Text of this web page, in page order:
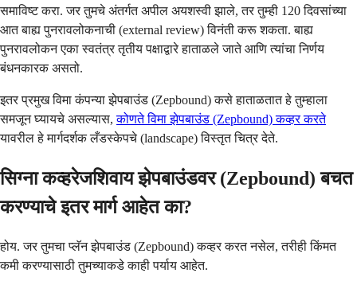
समाविष्ट करा. जर तुमचे अंतर्गत अपील अयशस्वी झाले, तर तुम्ही 120 दिवसांच्या
आत बाह्य पुनरावलोकनाची (external review) विनंती करू शकता. बाह्य
पुनरावलोकन एका स्वतंत्र तृतीय पक्षाद्वारे हाताळले जाते आणि त्यांचा निर्णय
बंधनकारक असतो.
इतर प्रमुख विमा कंपन्या झेपबाउंड (Zepbound) कसे हाताळतात हे तुम्हाला
समजून घ्यायचे असल्यास,कोणते विमा झेपबाउंड (Zepbound) कव्हर करते
यावरील हे मार्गदर्शक लँडस्केपचे (landscape) विस्तृत चित्र देते.
सिग्ना कव्हरेजशिवाय झेपबाउंडवर (Zepbound) बचत
करण्याचे इतर मार्ग आहेत का?
होय. जर तुमचा प्लॅन झेपबाउंड (Zepbound) कव्हर करत नसेल, तरीही किंमत
कमी करण्यासाठी तुमच्याकडे काही पर्याय आहेत.